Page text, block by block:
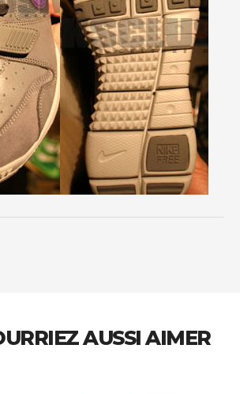
AUSSI AIMER